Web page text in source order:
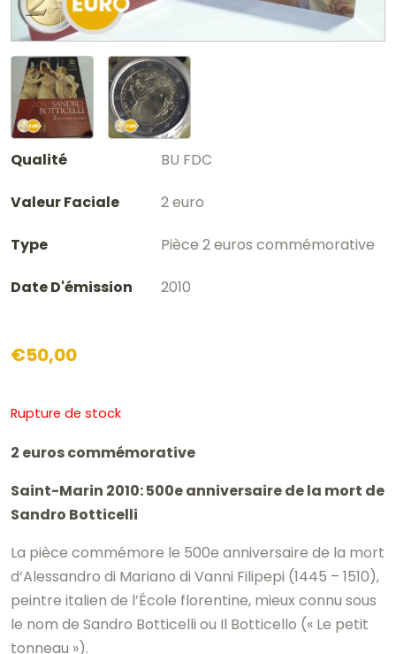
Qualité BU FDC
Valeur Faciale 2 euro
Type Pièce 2 euros commémorative
Date D'émission 2010
€50,00
Rupture de stock
2 euros commémorative
Saint-Marin 2010: 500e anniversaire de la mort de
Sandro Botticelli
La pièce commémore le 500e anniversaire de la mort
d’Alessandro di Mariano di Vanni Filipepi (1445 – 1510),
peintre italien de l’École florentine, mieux connu sous
le nom de Sandro Botticelli ou Il Botticello (« Le petit
tonneau »).